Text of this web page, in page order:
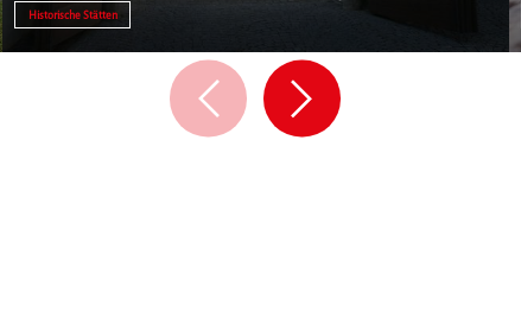
Historische Stätten